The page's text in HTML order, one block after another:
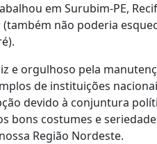
em Surubim-PE,
não poderia
e orgulhoso pela
de instituições
devido à conjuntura
bons costumes e
Região Nordeste.